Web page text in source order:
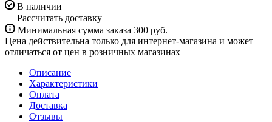
В наличии
Рассчитать доставку
Минимальная сумма заказа 300 руб.
Цена действительна только для интернет-магазина и может
отличаться от цен в розничных магазинах
Описание
Характеристики
Оплата
Доставка
Отзывы